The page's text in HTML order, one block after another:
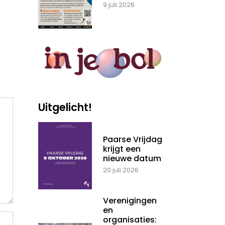
9 juli 2026
Uitgelicht!
Paarse Vrijdag
krijgt een
nieuwe datum
20 juli 2026
Verenigingen
en
organisaties: